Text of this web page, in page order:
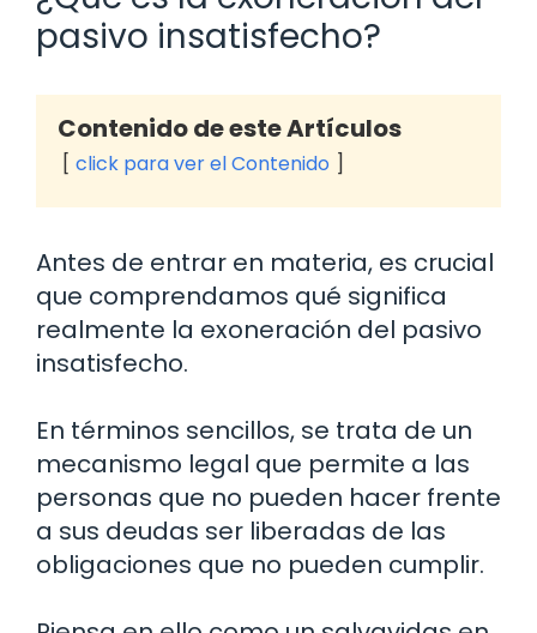
pasivo insatisfecho?
Contenido de este Artículos
click para ver el Contenido
Antes de entrar en materia, es crucial
que comprendamos qué significa
realmente la exoneración del pasivo
insatisfecho.
En términos sencillos, se trata de un
mecanismo legal que permite a las
personas que no pueden hacer frente
a sus deudas ser liberadas de las
obligaciones que no pueden cumplir.